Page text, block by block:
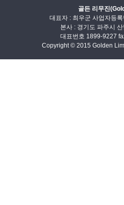
골든 리무진
대표자 : 최우군 사업자등
본사 : 경기도 파주시
대표번호 1899-9227
Copyright © 2015 Golden